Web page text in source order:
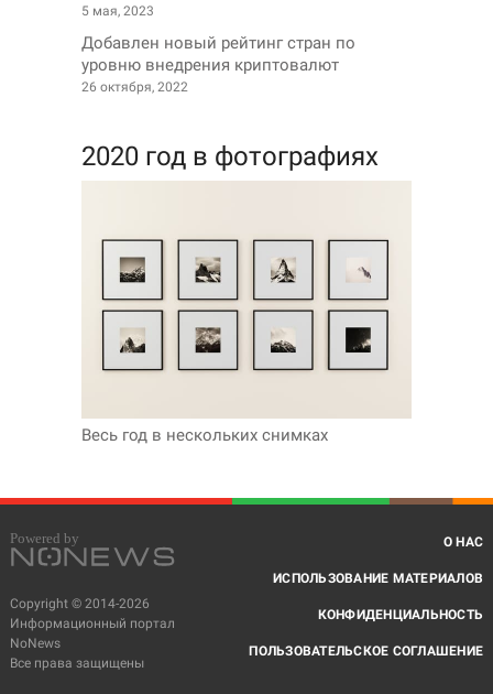
5 мая, 2023
Добавлен новый рейтинг стран по
уровню внедрения криптовалют
26 октября, 2022
2020 год в фотографиях
Весь год в нескольких снимках
Copyright © 2014-2026
Информационный портал
NoNews
Все права защищены
О НАС
ИСПОЛЬЗОВАНИЕ МАТЕРИАЛОВ
КОНФИДЕНЦИАЛЬНОСТЬ
ПОЛЬЗОВАТЕЛЬСКОЕ СОГЛАШЕНИЕ